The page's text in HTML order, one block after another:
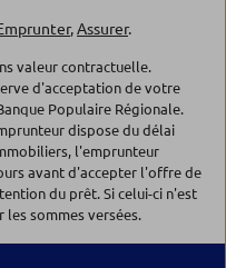
,Assurer.
valeur contractuelle.
d'acceptation de votre
Populaire Régionale.
dispose du délai
l'emprunteur
avant d'accepter l'offre de
du prêt. Si celui-ci n'est
sommes versées.